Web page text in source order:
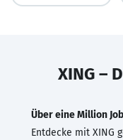
XING –
Über eine Million
Entdecke mit XING